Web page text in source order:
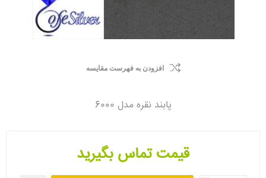
افزودن به فهرست مقایسه
پابند نقره مدل 6000
قیمت تماس بگیرید